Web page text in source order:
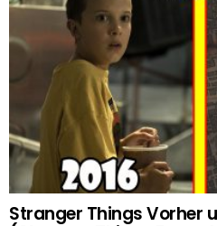
Stranger Things Vorher